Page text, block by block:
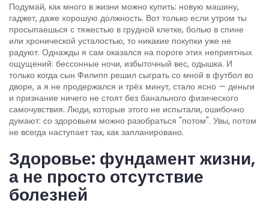
Подумай, как много в жизни можно купить: новую машину,
гаджет, даже хорошую должность. Вот только если утром ты
просыпаешься с тяжестью в грудной клетке, болью в спине
или хронической усталостью, то никакие покупки уже не
радуют. Однажды я сам оказался на пороге этих неприятных
ощущений: бессонные ночи, избыточный вес, одышка. И
только когда сын Филипп решил сыграть со мной в футбол во
дворе, а я не продержался и трёх минут, стало ясно — деньги
и признание ничего не стоят без банального физического
самочувствия. Люди, которые этого не испытали, ошибочно
думают: со здоровьем можно разобраться "потом". Увы, потом
не всегда наступает так, как запланировано.
Здоровье: фундамент жизни,
а не просто отсутствие
болезней